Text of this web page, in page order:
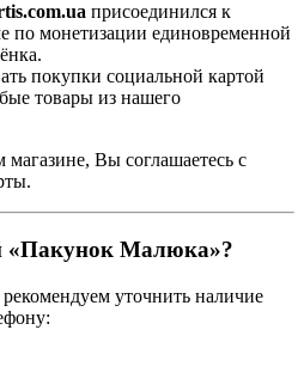
присоединился к
по монетизации единовременной
покупки социальной картой
товары из нашего
Вы соглашаетесь с
.
«Пакунок Малюка»?
уточнить наличие